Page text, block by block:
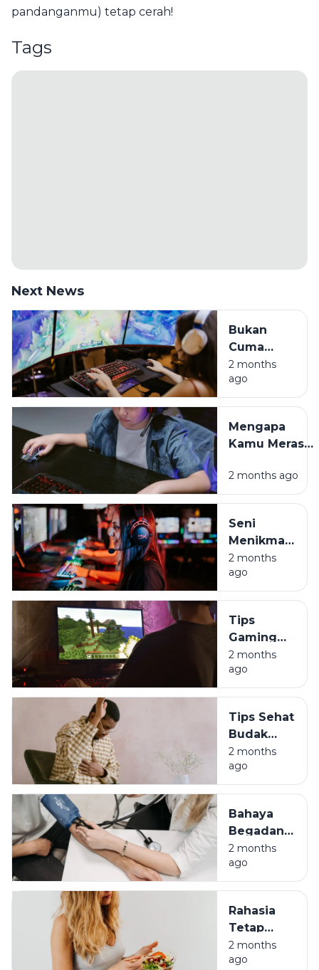
pandanganmu) tetap cerah!
Tags
Next News
Bukan
Cuma
Hura-hura,
Ini Sisi
Positif
Online di
Era Digital
2 months
ago
Mengapa
Kamu Merasa
Setelah Main
Game? Ini
Penjelasannya
2 months ago
Seni
Menikmati
Game
Tanpa
Harus Jadi
Algoritma
2 months
ago
Tips
Gaming
Sehat:
Jaga
Durabilitas
Biar Gak
Jompo
2 months
ago
Tips Sehat
Budak
Korporat:
Lawan
Asam
di Usia 30-
an
2 months
ago
Bahaya
Begadang
Bagi Anak
Muda:
Awas
Tinggi di
Usia 30
2 months
ago
Rahasia
Tetap
Bugar di
Usia 30
2 months
ago